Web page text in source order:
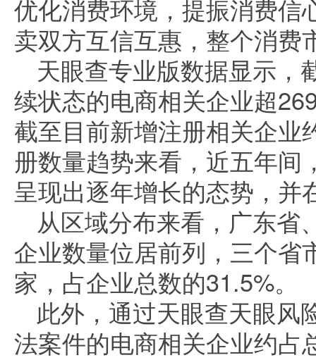
优化消费环境，提振消费信
卖双方互信互惠，整个消费
天眼查专业版数据显示，
续状态的电商相关企业超
截至目前新增注册相关企业
册数量趋势来看，近五年间
呈现出逐年增长的态势，并
从区域分布来看，广东省
企业数量位居前列，三个省
家，占企业总数的31.5%。
此外，通过天眼查天眼风
法案件的电商相关企业约占